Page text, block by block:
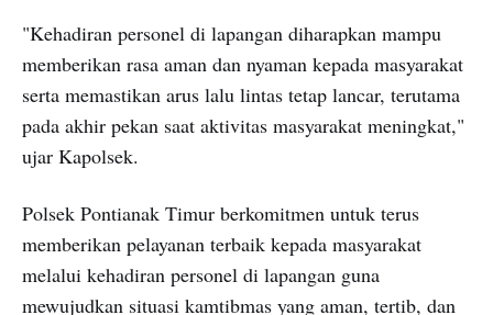
"Kehadiran personel di lapangan diharapkan mampu
memberikan rasa aman dan nyaman kepada masyarakat
serta memastikan arus lalu lintas tetap lancar, terutama
pada akhir pekan saat aktivitas masyarakat meningkat,"
ujar Kapolsek.
Polsek Pontianak Timur berkomitmen untuk terus
memberikan pelayanan terbaik kepada masyarakat
melalui kehadiran personel di lapangan guna
mewujudkan situasi kamtibmas yang aman, tertib, dan